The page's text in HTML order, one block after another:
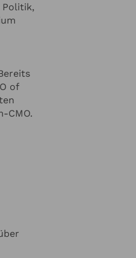
of
CMO.